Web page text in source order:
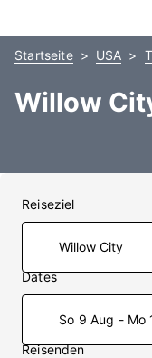
Startseite USA
Willow
Reiseziel
Dates
So 9 Aug - Mo
Reisenden